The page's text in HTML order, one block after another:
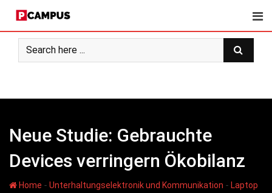
content
Neue Studie: Gebrauchte
Devices verringern Ökobilanz
Home - Unterhaltungselektronik und Kommunikation - Laptop